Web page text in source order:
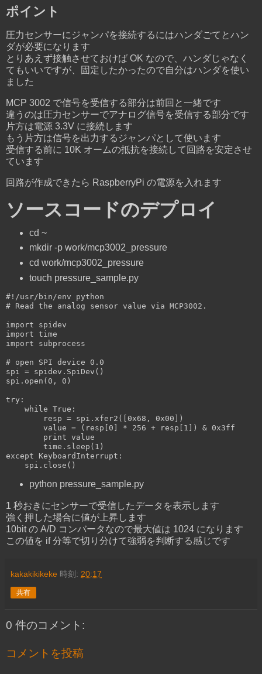
ポイント
圧力センサーにジャンパを接続するにはハンダごてとハン
ダが必要になります
とりあえず接触させておけば OK なので、ハンダじゃなく
てもいいですが、固定したかったので自分はハンダを使い
ました
MCP 3002 で信号を受信する部分は前回と一緒です
違うのは圧力センサーでアナログ信号を受信する部分です
片方は電源 3.3V に接続します
もう片方は信号を出力するジャンパとして使います
受信する前に 10K オームの抵抗を接続して回路を安定させ
ています
回路が作成できたら RaspberryPi の電源を入れます
ソースコードのデプロイ
cd ~
mkdir -p work/mcp3002_pressure
cd work/mcp3002_pressure
touch pressure_sample.py
#!/usr/bin/env python
# Read the analog sensor value via MCP3002.
import
import
import subprocess
# open SPI device 0.0
spi = spidev.SpiDev()
spi.open( 0 , 0 )
try :
while True :
        resp = spi.xfer2([
0x68 , 0x00 ])
        value = (resp[
0 ] * 256 + resp[ 1 ]) & 0x3ff
print value
        time.sleep(
1
except KeyboardInterrupt:
    spi.close()
python pressure_sample.py
1 秒おきにセンサーで受信したデータを表示します
強く押した場合に値が上昇します
10bit の A/D コンバータなので最大値は 1024 になります
この値を if 分等で切り分けて強弱を判断する感じです
kakakikikeke 時刻: 20:17
共有
0 件のコメント:
コメントを投稿